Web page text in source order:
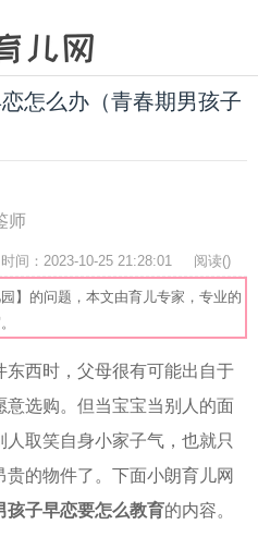
怎么办（青春期男孩子
师
时间：2023-10-25 21:28:01 阅读()
】的问题，本文由育儿专家，专业的
东西时，父母很有可能出自于
选购。但当宝宝当别人的面
取笑自身小家子气，也就只
的物件了。下面小朗育儿网
孩子早恋要怎么教育的内容。